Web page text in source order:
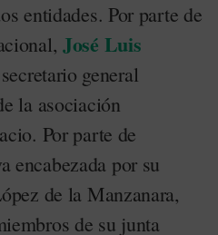
entidades. Por parte de
José Luis
general
la asociación
Por parte de
encabezada por su
de la Manzanara,
de su junta